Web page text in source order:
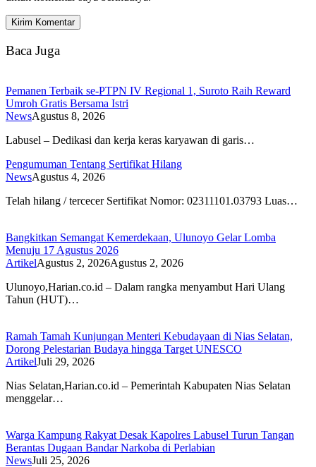
Baca Juga
Pemanen Terbaik se-PTPN IV Regional 1, Suroto Raih Reward
Umroh Gratis Bersama Istri
NewsAgustus 8, 2026
Labusel – Dedikasi dan kerja keras karyawan di garis…
Pengumuman Tentang Sertifikat Hilang
NewsAgustus 4, 2026
Telah hilang / tercecer Sertifikat Nomor: 02311101.03793 Luas…
Bangkitkan Semangat Kemerdekaan, Ulunoyo Gelar Lomba
Menuju 17 Agustus 2026
ArtikelAgustus 2, 2026Agustus 2, 2026
Ulunoyo,Harian.co.id – Dalam rangka menyambut Hari Ulang
Tahun (HUT)…
Ramah Tamah Kunjungan Menteri Kebudayaan di Nias Selatan,
Dorong Pelestarian Budaya hingga Target UNESCO
ArtikelJuli 29, 2026
Nias Selatan,Harian.co.id – Pemerintah Kabupaten Nias Selatan
menggelar…
Warga Kampung Rakyat Desak Kapolres Labusel Turun Tangan
Berantas Dugaan Bandar Narkoba di Perlabian
NewsJuli 25, 2026